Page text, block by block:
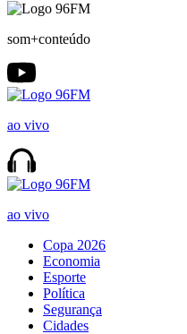
som+conteúdo
ao vivo
ao vivo
Copa 2026
Economia
Esporte
Política
Segurança
Cidades